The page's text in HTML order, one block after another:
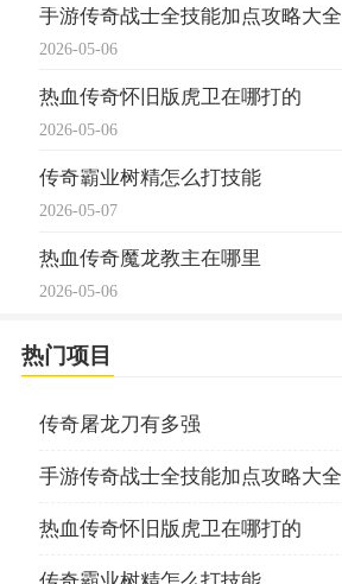
手游传奇战士全技能加点攻略大全
2026-05-06
热血传奇怀旧版虎卫在哪打的
2026-05-06
传奇霸业树精怎么打技能
2026-05-07
热血传奇魔龙教主在哪里
2026-05-06
热门项目
传奇屠龙刀有多强
手游传奇战士全技能加点攻略大全
热血传奇怀旧版虎卫在哪打的